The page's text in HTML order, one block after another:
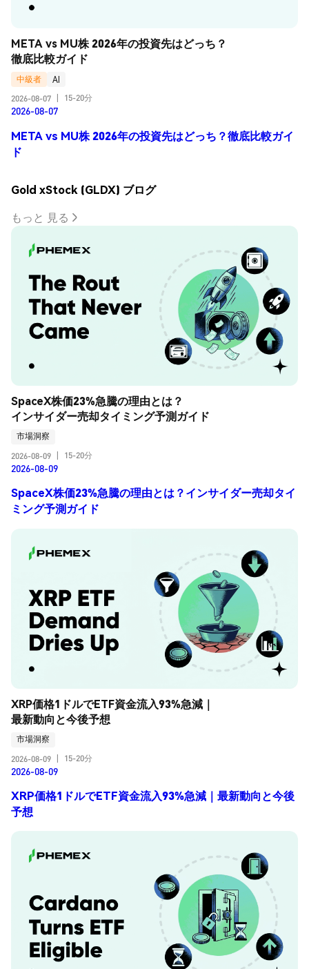
META vs MU株 2026年の投資先はどっち？
徹底比較ガイド
中級者
AI
2026-08-07
15-20分
2026-08-07
META vs MU株 2026年の投資先はどっち？徹底比較ガイ
ド
Gold xStock (GLDX) ブログ
もっと 見る
SpaceX株価23%急騰の理由とは？
インサイダー売却タイミング予測ガイド
市場洞察
2026-08-09
15-20分
2026-08-09
SpaceX株価23%急騰の理由とは？インサイダー売却タイ
ミング予測ガイド
XRP価格1ドルでETF資金流入93%急減｜
最新動向と今後予想
市場洞察
2026-08-09
15-20分
2026-08-09
XRP価格1ドルでETF資金流入93%急減｜最新動向と今後
予想